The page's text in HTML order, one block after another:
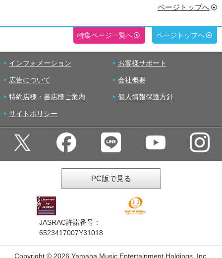
ページトップへ
特集ページ一覧へ ページトップへ
インフォメーション お客様サポート
広告について 会社概要
特約店様・書店様ご案内 個人情報保護方針
サイトポリシー
PC版で見る
JASRAC許諾番号：
6523417007Y31018
Copyright © 2026 Yamaha Music Entertainment Holdings, Inc.